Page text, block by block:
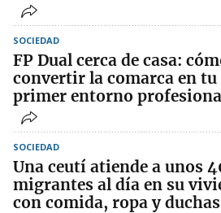
SOCIEDAD
FP Dual cerca de casa:
convertir la comarca en tu
primer entorno
SOCIEDAD
Una ceutí atiende a unos
migrantes al día en su
con comida, ropa y duchas